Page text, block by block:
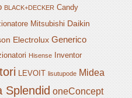
BLACK+DECKER Candy
Mitsubishi Daikin
Electrolux Generico
Hisense Inventor
LEVOIT lisutupode Midea
Splendid oneConcept